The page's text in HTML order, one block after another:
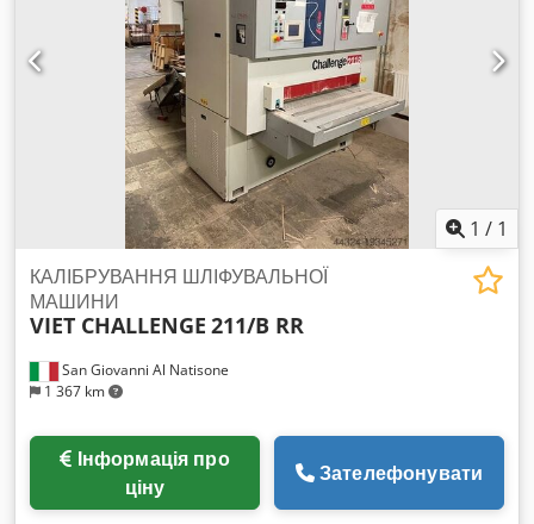
1 / 1
San Giovanni Al Natisone
1 367 km
КАЛІБРУВАННЯ ШЛІФУВАЛЬНОЇ
МАШИНИ
VIET CHALLENGE 211/B RR
ціну
Зателефонувати